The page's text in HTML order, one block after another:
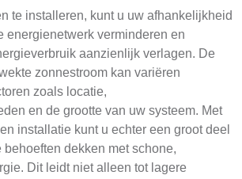
te installeren, kunt u uw afhankelijkheid
energienetwerk verminderen en
aanzienlijk verlagen. De
zonnestroom kan variëren
zoals locatie,
en de grootte van uw systeem. Met
installatie kunt u echter een groot deel
dekken met schone,
Dit leidt niet alleen tot lagere